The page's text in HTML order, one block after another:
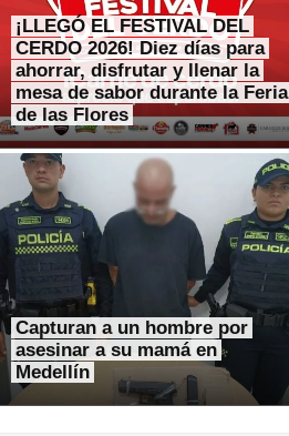
¡LLEGÓ EL FESTIVAL DEL
CERDO 2026! Diez días para
ahorrar, disfrutar y llenar la
mesa de sabor durante la Feria
de las Flores
Capturan a un hombre por
asesinar a su mamá en
Medellín